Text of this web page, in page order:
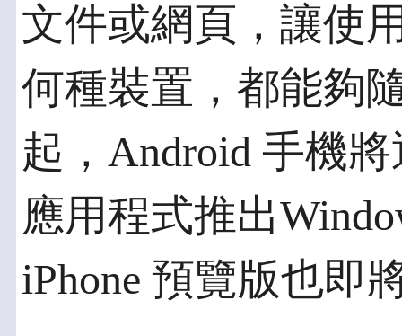
文件或網頁，讓使
何種裝置，都能夠
起，Android 手機
應用程式推出
iPhone 預覽版也即